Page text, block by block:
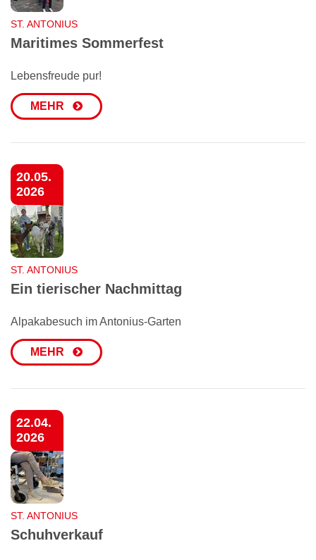
ST. ANTONIUS
Maritimes Sommerfest
Lebensfreude pur!
MEHR
20.05.
2026
ST. ANTONIUS
Ein tierischer Nachmittag
Alpakabesuch im Antonius-Garten
MEHR
22.04.
2026
ST. ANTONIUS
Schuhverkauf